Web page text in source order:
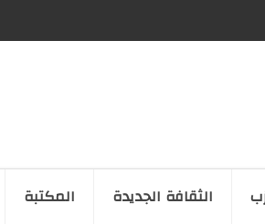
الثقافة الجدیدة المكتبة